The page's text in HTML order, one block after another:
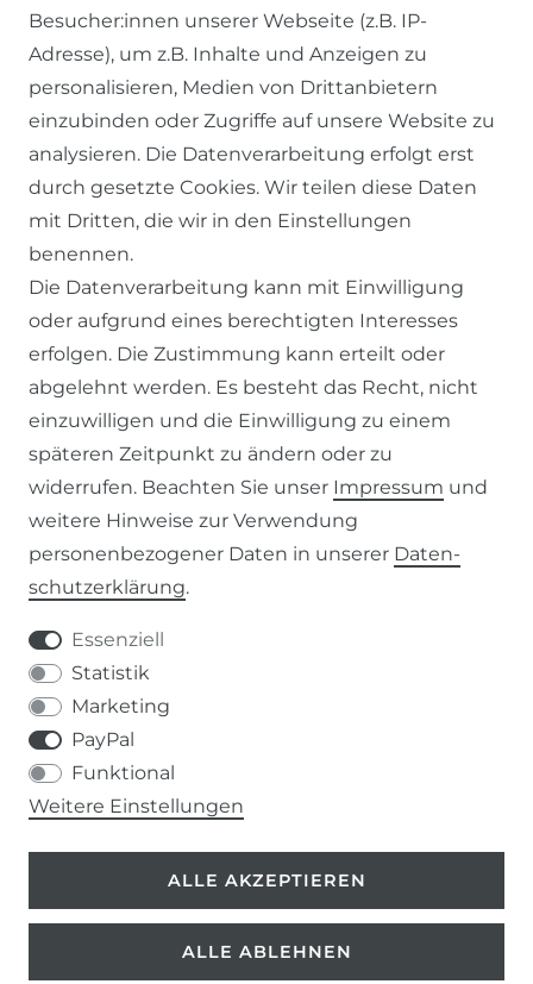
SERVICE
KONTAKT
ZAHLUNG & VERSAND
WIDERRUFSFORMULAR
RECHTLICHES
WIDERRUFSRECHT
IMPRESSUM
DATENSCHUTZERKLÄRUNG
037207-995665
info@kern-holz.com
Besucher:innen unserer Webseite (z.B. IP-
Adresse), um z.B. Inhalte und Anzeigen zu
personalisieren, Medien von Drittanbietern
einzubinden oder Zugriffe auf unsere Website zu
analysieren. Die Datenverarbeitung erfolgt erst
durch gesetzte Cookies. Wir teilen diese Daten
mit Dritten, die wir in den Einstellungen
benennen.
Die Datenverarbeitung kann mit Einwilligung
oder aufgrund eines berechtigten Interesses
erfolgen. Die Zustimmung kann erteilt oder
abgelehnt werden. Es besteht das Recht, nicht
einzuwilligen und die Einwilligung zu einem
späteren Zeitpunkt zu ändern oder zu
widerrufen. Beachten Sie unser Impressum und
weitere Hinweise zur Verwendung
personenbezogener Daten in unserer Daten­
schutz­erklärung.
Essenziell
Statistik
Marketing
PayPal
Funktional
Weitere Einstellungen
ALLE AKZEPTIEREN
ALLE ABLEHNEN